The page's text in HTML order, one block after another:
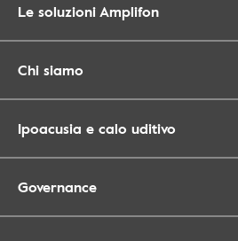
Le soluzioni Amplifon
Chi siamo
Ipoacusia e calo uditivo
Governance